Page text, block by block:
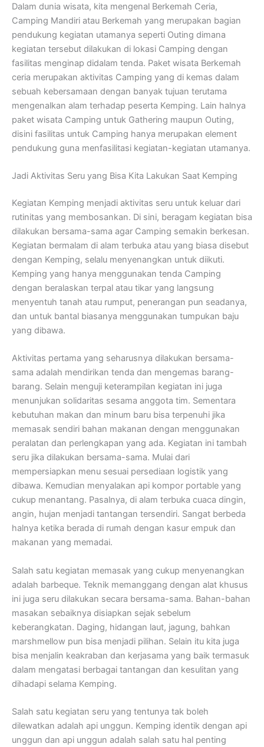
Dalam dunia wisata, kita mengenal Berkemah Ceria,
Camping Mandiri atau Berkemah yang merupakan bagian
pendukung kegiatan utamanya seperti Outing dimana
kegiatan tersebut dilakukan di lokasi Camping dengan
fasilitas menginap didalam tenda. Paket wisata Berkemah
ceria merupakan aktivitas Camping yang di kemas dalam
sebuah kebersamaan dengan banyak tujuan terutama
mengenalkan alam terhadap peserta Kemping. Lain halnya
paket wisata Camping untuk Gathering maupun Outing,
disini fasilitas untuk Camping hanya merupakan element
pendukung guna menfasilitasi kegiatan-kegiatan utamanya.
Jadi Aktivitas Seru yang Bisa Kita Lakukan Saat Kemping
Kegiatan Kemping menjadi aktivitas seru untuk keluar dari
rutinitas yang membosankan. Di sini, beragam kegiatan bisa
dilakukan bersama-sama agar Camping semakin berkesan.
Kegiatan bermalam di alam terbuka atau yang biasa disebut
dengan Kemping, selalu menyenangkan untuk diikuti.
Kemping yang hanya menggunakan tenda Camping
dengan beralaskan terpal atau tikar yang langsung
menyentuh tanah atau rumput, penerangan pun seadanya,
dan untuk bantal biasanya menggunakan tumpukan baju
yang dibawa.
Aktivitas pertama yang seharusnya dilakukan bersama-
sama adalah mendirikan tenda dan mengemas barang-
barang. Selain menguji keterampilan kegiatan ini juga
menunjukan solidaritas sesama anggota tim. Sementara
kebutuhan makan dan minum baru bisa terpenuhi jika
memasak sendiri bahan makanan dengan menggunakan
peralatan dan perlengkapan yang ada. Kegiatan ini tambah
seru jika dilakukan bersama-sama. Mulai dari
mempersiapkan menu sesuai persediaan logistik yang
dibawa. Kemudian menyalakan api kompor portable yang
cukup menantang. Pasalnya, di alam terbuka cuaca dingin,
angin, hujan menjadi tantangan tersendiri. Sangat berbeda
halnya ketika berada di rumah dengan kasur empuk dan
makanan yang memadai.
Salah satu kegiatan memasak yang cukup menyenangkan
adalah barbeque. Teknik memanggang dengan alat khusus
ini juga seru dilakukan secara bersama-sama. Bahan-bahan
masakan sebaiknya disiapkan sejak sebelum
keberangkatan. Daging, hidangan laut, jagung, bahkan
marshmellow pun bisa menjadi pilihan. Selain itu kita juga
bisa menjalin keakraban dan kerjasama yang baik termasuk
dalam mengatasi berbagai tantangan dan kesulitan yang
dihadapi selama Kemping.
Salah satu kegiatan seru yang tentunya tak boleh
dilewatkan adalah api unggun. Kemping identik dengan api
unggun dan api unggun adalah salah satu hal penting